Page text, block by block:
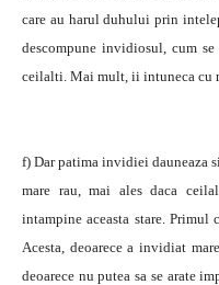
care au harul duhului prin
descompune invidiosul, cum
ceilalti. Mai mult, ii intuneca cu
f) Dar patima invidiei dauneaza
mare rau, mai ales daca
intampine aceasta stare.
Acesta, deoarece a invidiat
deoarece nu putea sa se arate